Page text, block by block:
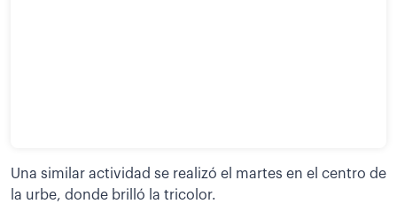
Una similar actividad se realizó el martes en el centro de
la urbe, donde brilló la tricolor.